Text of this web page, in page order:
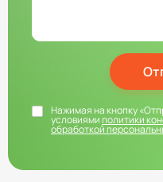
Нажимая на кнопку
условиямиполитики
обработкой